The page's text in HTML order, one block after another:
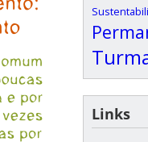
Links